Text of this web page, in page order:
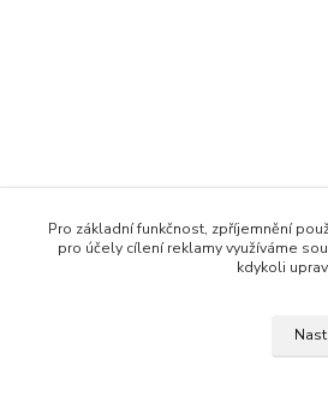
Pro základní funkčnost, zpříjemnění
pro účely cílení reklamy využíváme
kdykoli